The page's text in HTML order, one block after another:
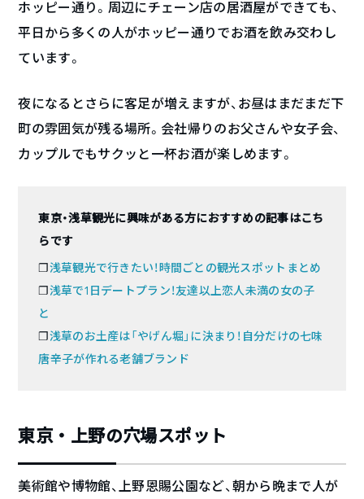
ホッピー通り。周辺にチェーン店の居酒屋ができても、
平日から多くの人がホッピー通りでお酒を飲み交わし
ています。
夜になるとさらに客足が増えますが、お昼はまだまだ下
町の雰囲気が残る場所。会社帰りのお父さんや女子会、
カップルでもサクッと一杯お酒が楽しめます。
東京・浅草観光に興味がある方におすすめの記事はこち
らです
❐浅草観光で行きたい！時間ごとの観光スポットまとめ
❐浅草で1日デートプラン！友達以上恋人未満の女の子
と
❐浅草のお土産は「やげん堀」に決まり！自分だけの七味
唐辛子が作れる老舗ブランド
東京・上野の穴場スポット
美術館や博物館、上野恩賜公園など、朝から晩まで人が